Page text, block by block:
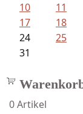
10
11
17
18
24
25
31
0Artikel